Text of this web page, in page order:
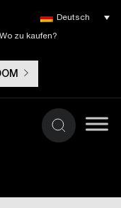
Wo zu kaufen?
Deutsch